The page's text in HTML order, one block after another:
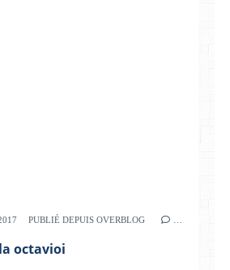
PUBLIÉ DEPUIS OVERBLOG
octavioi